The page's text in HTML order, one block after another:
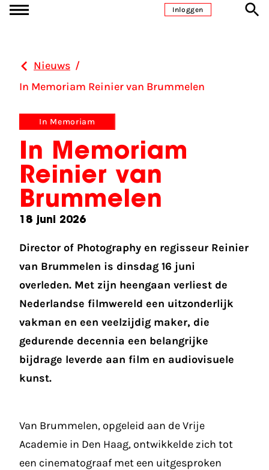
Ga naar inhoudInloggen
Nieuws /
In Memoriam Reinier van Brummelen
In Memoriam
In Memoriam
Reinier van
Brummelen
18 juni 2026
Director of Photography en regisseur Reinier
van Brummelen is dinsdag 16 juni
overleden. Met zijn heengaan verliest de
Nederlandse filmwereld een uitzonderlijk
vakman en een veelzijdig maker, die
gedurende decennia een belangrijke
bijdrage leverde aan film en audiovisuele
kunst.
Van Brummelen, opgeleid aan de Vrije
Academie in Den Haag, ontwikkelde zich tot
een cinematograaf met een uitgesproken